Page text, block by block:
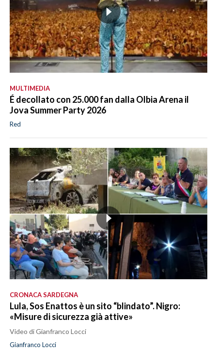
MULTIMEDIA
É decollato con 25.000 fan dalla Olbia Arena il
Jova Summer Party 2026
Red
CRONACA SARDEGNA
Lula, Sos Enattos è un sito “blindato”. Nigro:
«Misure di sicurezza già attive»
Video di Gianfranco Locci
Gianfranco Locci